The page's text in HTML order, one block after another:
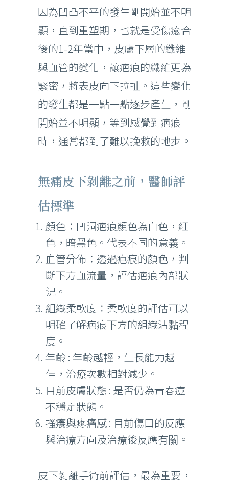
因為凹凸不平的發生剛開始並不明
顯，直到重塑期，也就是受傷癒合
後的1-2年當中，皮膚下層的纖維
與血管的變化，讓疤痕的纖維更為
緊密，將表皮向下拉扯。這些變化
的發生都是一點一點逐步產生，剛
開始並不明顯，等到感覺到疤痕
時，通常都到了難以挽救的地步。
無痛皮下剝離之前，醫師評
估標準
顏色：凹洞疤痕顏色為白色，紅
色，暗黑色。代表不同的意義。
血管分佈：透過疤痕的顏色，判
斷下方血流量，評估疤痕內部狀
況。
組織柔軟度：柔軟度的評估可以
明確了解疤痕下方的組織沾黏程
度。
年齡 : 年齡越輕，生長能力越
佳，治療次數相對減少。
目前皮膚狀態 : 是否仍為青春痘
不穩定狀態。
搔癢與疼痛感 : 目前傷口的反應
與治療方向及治療後反應有關。
皮下剝離手術前評估，最為重要，